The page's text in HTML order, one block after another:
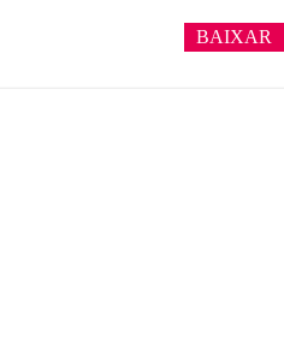
BAIXAR